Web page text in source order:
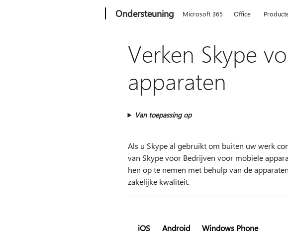
Ondersteuning Microsoft 365 Office
Verken Skype
apparaten
Van toepassing op
Als u Skype al gebruikt om buiten uw werk
van Skype voor Bedrijven voor mobiele
hen op te nemen met behulp van de
zakelijke kwaliteit.
iOS Android Windows Phone